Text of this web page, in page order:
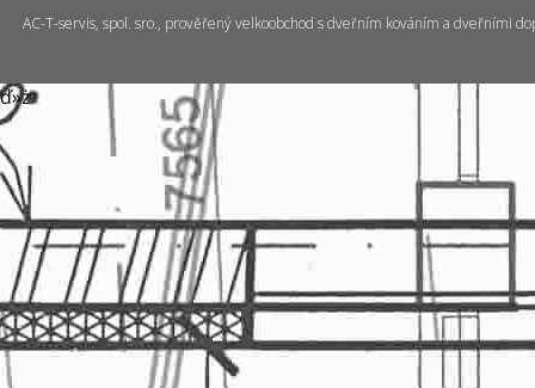
AC-T-servis, spol. sro., prověřený velkoobchod s dveřním kováním a dveřními
ď»ż